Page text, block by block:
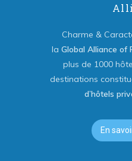
Charme &
la Global Alliance of
plus de 1000
destinations
d’hôtels
En